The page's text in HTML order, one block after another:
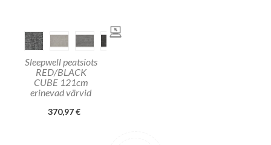
Sleepwell peatsiots
RED/BLACK
CUBE 121cm
erinevad värvid
370,97 €